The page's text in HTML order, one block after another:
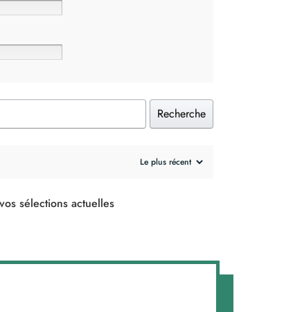
Recherche
sélections actuelles